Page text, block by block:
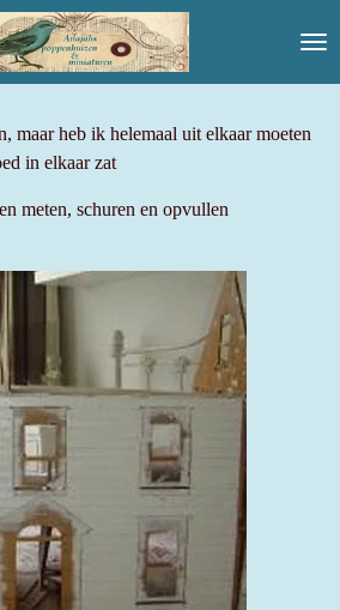
maar heb ik helemaal uit elkaar moeten
in elkaar zat
meten, schuren en opvullen